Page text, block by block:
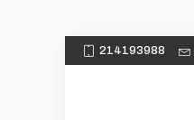
214193988